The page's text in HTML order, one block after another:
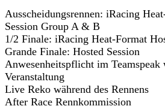
Ausscheidungsrennen: iRacing
Session Group A & B
1/2 Finale: iRacing Heat-Format
Grande Finale: Hosted Session
Anwesenheitspflicht im Teamspeak
Veranstaltung
Live Reko während des Rennens
After Race Rennkommission